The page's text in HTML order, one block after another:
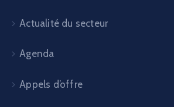
Actualité du secteur
Agenda
Appels d’offre